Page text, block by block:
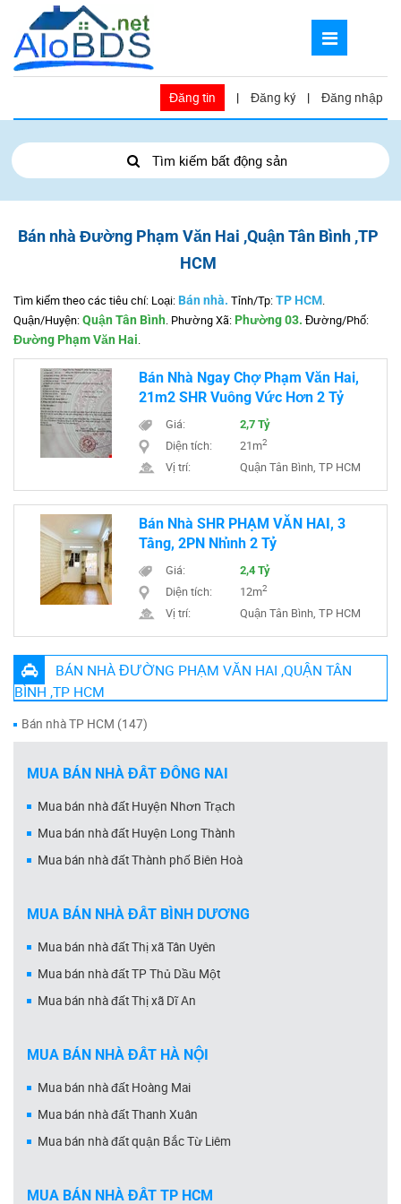
Đăng tin | Đăng ký | Đăng nhập
Tìm kiếm bất động sản
Bán nhà Đường Phạm Văn Hai ,Quận Tân Bình ,TP
HCM
Tìm kiếm theo các tiêu chí: Loại: Bán nhà. Tỉnh/Tp:TP HCM.
Quận/Huyện:Quận Tân Bình. Phường Xã: Phường 03. Đường/Phố:
Đường Phạm Văn Hai.
Bán Nhà Ngay Chợ Phạm Văn Hai,
21m2 SHR Vuông Vức Hơn 2 Tỷ
Giá: 2,7 Tỷ
Diện tích: 21m2
Vị trí: Quận Tân Bình, TP HCM
Bán Nhà SHR PHẠM VĂN HAI, 3
Tầng, 2PN Nhỉnh 2 Tỷ
Giá: 2,4 Tỷ
Diện tích: 12m2
Vị trí: Quận Tân Bình, TP HCM
BÁN NHÀ ĐƯỜNG PHẠM VĂN HAI ,QUẬN TÂN
BÌNH ,TP HCM
Bán nhà TP HCM (147)
MUA BÁN NHÀ ĐẤT ĐỒNG NAI
Mua bán nhà đất Huyện Nhơn Trạch
Mua bán nhà đất Huyện Long Thành
Mua bán nhà đất Thành phố Biên Hoà
MUA BÁN NHÀ ĐẤT BÌNH DƯƠNG
Mua bán nhà đất Thị xã Tân Uyên
Mua bán nhà đất TP Thủ Dầu Một
Mua bán nhà đất Thị xã Dĩ An
MUA BÁN NHÀ ĐẤT HÀ NỘI
Mua bán nhà đất Hoàng Mai
Mua bán nhà đất Thanh Xuân
Mua bán nhà đất quận Bắc Từ Liêm
MUA BÁN NHÀ ĐẤT TP HCM